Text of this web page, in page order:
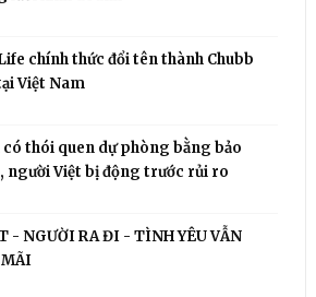
chính thức đổi tên thành Chubb
Việt Nam
có thói quen dự phòng bằng bảo
người Việt bị động trước rủi ro
- NGƯỜI RA ĐI - TÌNH YÊU VẪN
MÃI